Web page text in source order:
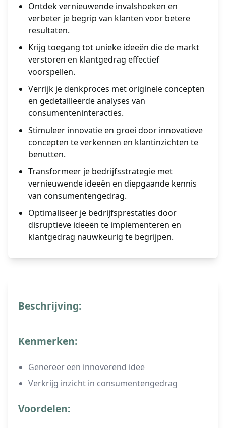
Ontdek vernieuwende invalshoeken en
verbeter je begrip van klanten voor betere
resultaten.
Krijg toegang tot unieke ideeën die de markt
verstoren en klantgedrag effectief
voorspellen.
Verrijk je denkproces met originele concepten
en gedetailleerde analyses van
consumenteninteracties.
Stimuleer innovatie en groei door innovatieve
concepten te verkennen en klantinzichten te
benutten.
Transformeer je bedrijfsstrategie met
vernieuwende ideeën en diepgaande kennis
van consumentengedrag.
Optimaliseer je bedrijfsprestaties door
disruptieve ideeën te implementeren en
klantgedrag nauwkeurig te begrijpen.
Beschrijving:
Kenmerken:
Genereer een innoverend idee
Verkrijg inzicht in consumentengedrag
Voordelen: